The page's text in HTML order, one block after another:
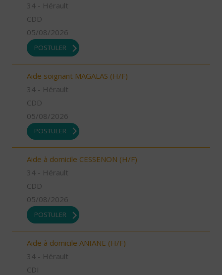
34 - Hérault
CDD
05/08/2026
POSTULER
Aide soignant MAGALAS (H/F)
34 - Hérault
CDD
05/08/2026
POSTULER
Aide à domicile CESSENON (H/F)
34 - Hérault
CDD
05/08/2026
POSTULER
Aide à domicile ANIANE (H/F)
34 - Hérault
CDI